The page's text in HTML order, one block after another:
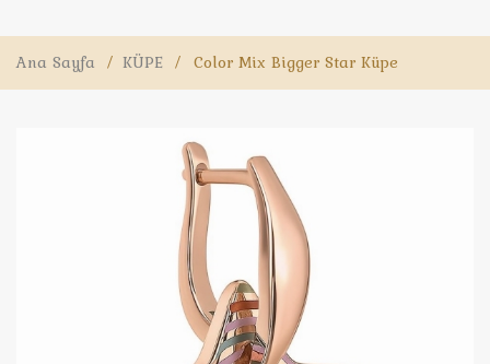
Ana Sayfa / KÜPE / Color Mix Bigger Star Küpe